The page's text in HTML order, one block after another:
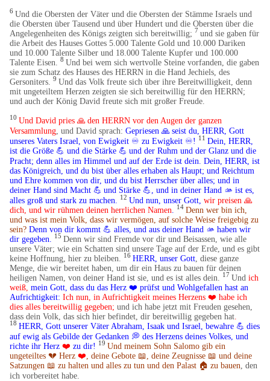
6 Und die Obersten der Väter und die Obersten der Stämme Israels und
die Obersten über Tausend und über Hundert und die Obersten über die
Angelegenheiten des Königs zeigten sich bereitwillig; 7 und sie gaben für
die Arbeit des Hauses Gottes 5.000 Talente Gold und 10.000 Dariken
und 10.000 Talente Silber und 18.000 Talente Kupfer und 100.000
Talente Eisen.8 Und bei wem sich wertvolle Steine vorfanden, die gaben
sie zum Schatz des Hauses des HERRN in die Hand Jechiels, des
Gersoniters.9 Und das Volk freute sich über ihre Bereitwilligkeit, denn
mit ungeteiltem Herzen zeigten sie sich bereitwillig für den HERRN;
und auch der König David freute sich mit großer Freude.
10 Und David pries🙏 ​den HERRN vor den Augen der ganzen
Versammlung , und David sprach:Gepriesen🙏 ​seist du, HERR, Gott
unseres Vaters Israel, von Ewigkeit ♾️ zu Ewigkeit ♾️!
11 Dein, HERR,
ist die Größe💪 und die Stärke💪 ​und der Ruhm und der Glanz und die
Pracht; denn alles im Himmel und auf der Erde ist dein. Dein, HERR, ist
das Königreich, und du bist über alles erhaben als Haupt;und Reichtum
und Ehre kommen von dir, und du bist Herrscher über alles; und in
deiner Hand sind Macht💪 ​und Stärke💪 , und in deiner Hand 🫴 ist es,
alles groß und stark zu machen.
12 Und nun, unser Gott,wir preisen 🙏
dich, und wir rühmen deinen herrlichen Namen
14 Denn wer bin ich,
und was ist mein Volk, dass wir vermögen, auf solche Weise freigebig zu
sein? Denn von dir kommt💪alles, und aus deiner Hand 🫴haben wir
dir gegeben.
15 Denn wir sind Fremde vor dir und Beisassen, wie alle
unsere Väter; wie ein Schatten sind unsere Tage auf der Erde, und es gibt
keine Hoffnung, hier zu bleiben.
16 HERR, unser Gott , diese ganze
Menge, die wir bereitet haben, um dir ein Haus zu bauen für deinen
heiligen Namen, von deiner Hand ist sie, und es ist alles dein.
17 Undich
weiß, mein Gott, dass du das Herz ❤️ prüfst und Wohlgefallen hast an
Aufrichtigkeit: Ich nun, in Aufrichtigkeit meines Herzens ❤️ habe ich
dies alles bereitwillig gegeben;und ich habe jetzt mit Freuden gesehen,
dass dein Volk, das sich hier befindet, dir bereitwillig gegeben hat
18 HERR, Gott unserer Väter Abraham, Isaak und Israel, bewahre💪 ​dies
auf ewig als Gebilde der Gedanken 💭 des Herzens deines Volkes, und
richte ihr Herz❤️zu dir! 19 Und meinem Sohn Salomo gib ein
ungeteiltes 💔 Herz❤️ , deine Gebote 📖, deine Zeugnisse 📖 und deine
Satzungen 📖 zu halten und alles zu tun und den Palast 🏠 ​zu bauen , den
ich vorbereitet habe.